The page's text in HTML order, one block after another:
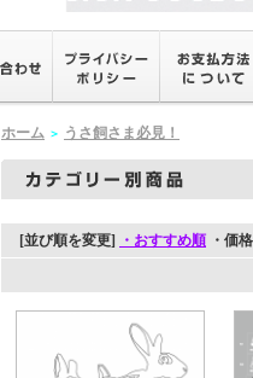
ホーム ＞ うさ飼さま必見！
[並び順を変更] ・おすすめ順 ・価